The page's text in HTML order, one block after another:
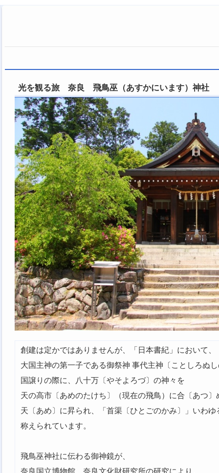
光を観る旅 奈良 飛鳥巫（あすかにいます）神社
創建は定かではありませんが、「日本書紀」において、
大国主神の第一子である御祭神 事代主神〔ことしろぬ
国譲りの際に、八十万〔やそよろづ〕の神々を
天の高市〔あめのたけち〕（現在の飛鳥）に合〔あつ〕
天〔あめ〕に昇られ、「首渠〔ひとごのかみ〕」いわゆ
称えられています。
飛鳥巫神社に伝わる御神鏡が、